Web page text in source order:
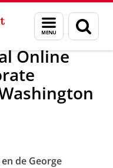
Menu
en
zoeken
Online
de George